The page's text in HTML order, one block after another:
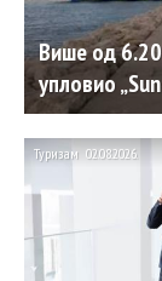
Више од
упловио
Туризам 02.08.2026.